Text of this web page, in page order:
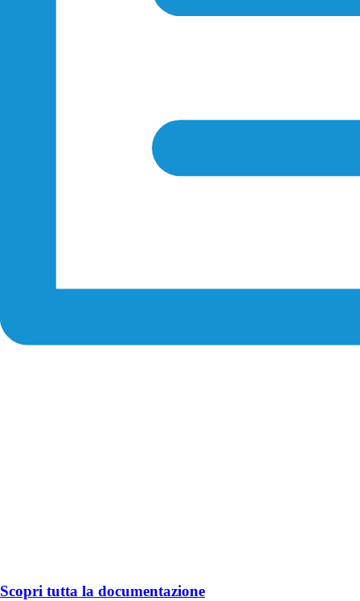
Scopri tutta la documentazione